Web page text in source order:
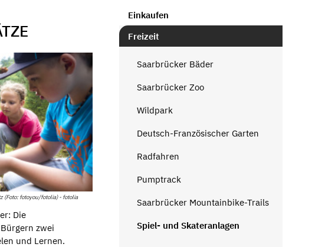
(Foto: fotoyou/fotolia) - fotolia
Die
zwei
und Lernen.
Einkaufen
Freizeit
Saarbrücker Bäder
Saarbrücker Zoo
Wildpark
Deutsch-Französischer Garten
Radfahren
Pumptrack
Saarbrücker Mountainbike-Trails
Spiel- und Skateranlagen